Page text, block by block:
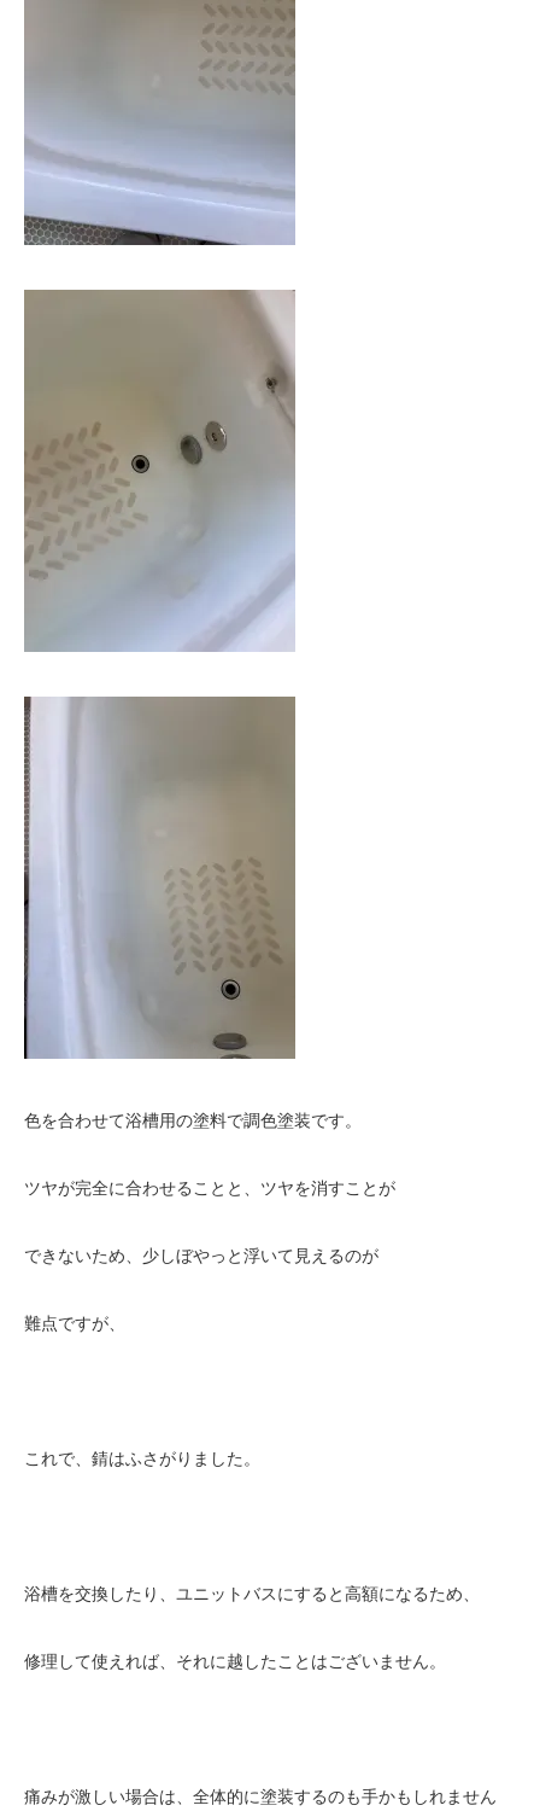
色を合わせて浴槽用の塗料で調色塗装です。
ツヤが完全に合わせることと、ツヤを消すことが
できないため、少しぼやっと浮いて見えるのが
難点ですが、
これで、錆はふさがりました。
浴槽を交換したり、ユニットバスにすると高額になるため、
修理して使えれば、それに越したことはございません。
痛みが激しい場合は、全体的に塗装するのも手かもしれません